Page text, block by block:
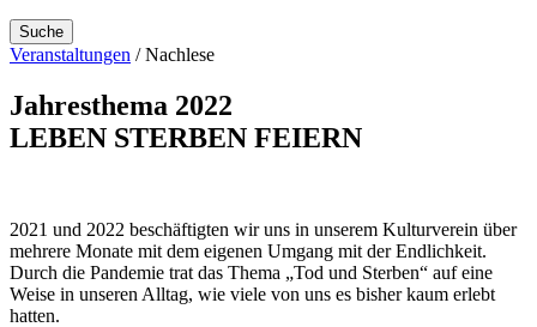
Suche
Veranstaltungen / Nachlese
Jahresthema 2022
LEBEN STERBEN FEIERN
2021 und 2022 beschäftigten wir uns in unserem Kulturverein über
mehrere Monate mit dem eigenen Umgang mit der Endlichkeit.
Durch die Pandemie trat das Thema „Tod und Sterben“ auf eine
Weise in unseren Alltag, wie viele von uns es bisher kaum erlebt
hatten.